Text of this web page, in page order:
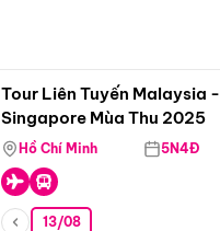
Tour Liên Tuyến Malaysia -
Singapore Mùa Thu 2025
Hồ Chí Minh 5N4Đ
13/08